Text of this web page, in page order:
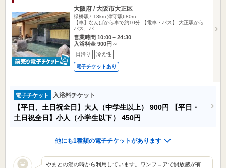
大阪府 / 大阪市大正区
緑橋駅7.13km 津守駅680m
【車】なんばから車で約10分 【電車・バス】 大正駅から
バス、バ…
営業時間 10:00～24:30
入浴料金 900円～
日帰り 冷え性
電子チケットあり
電子チケット 入浴料チケット
【平日、土日祝全日】大人（中学生以上） 900円
【平日・
土日祝全日】小人（小学生以下） 450円
他にも1種類の電子チケットがあります
やまとの湯の時から利用しています。ワンフロアで開放感が有